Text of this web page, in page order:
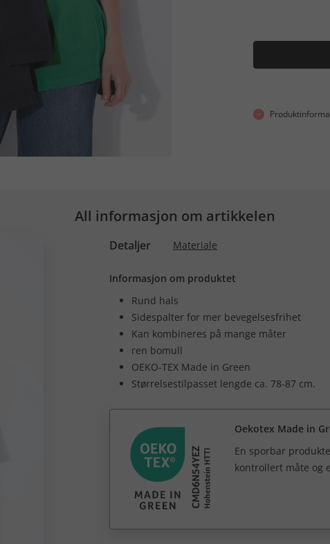
All informasjon om artikkelen
Detaljer Materiale
Informasjon om produktet
Rund hals
Sidespalter for mer bevegelsesfrihet
Kan kombineres på mange måter
ren bomull
OEKO-TEX Made in Green
Størrelsestilpasset lengde ca. 78-87 cm.
Oekotex Made in
En sporbar
kontrollert måte og